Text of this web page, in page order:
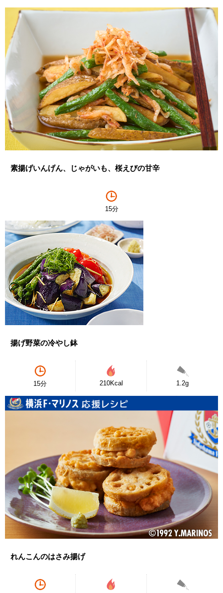
素揚げいんげん、じゃがいも、桜えびの甘辛
15分
揚げ野菜の冷やし鉢
15分 210Kcal 1.2g
れんこんのはさみ揚げ